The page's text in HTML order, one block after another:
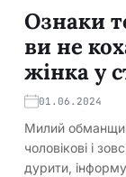
Ознаки
ви не
жінка у
01.06.2024
Милий
чоловікові і
дурити,